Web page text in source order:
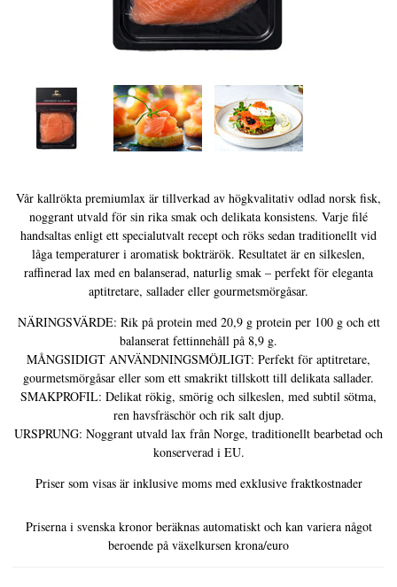
Klassifiering av kaviar
Att skapa kaviar
Certifiering
RECEPT
Företagsevenemang
KONTO
SV
Vår kallrökta premiumlax är tillverkad av högkvalitativ odlad norsk fisk,
noggrant utvald för sin rika smak och delikata konsistens. Varje filé
handsaltas enligt ett specialutvalt recept och röks sedan traditionellt vid
låga temperaturer i aromatisk bokträrök. Resultatet är en silkeslen,
raffinerad lax med en balanserad, naturlig smak – perfekt för eleganta
aptitretare, sallader eller gourmetsmörgåsar.
NÄRINGSVÄRDE: Rik på protein med 20,9 g protein per 100 g och ett
balanserat fettinnehåll på 8,9 g.
MÅNGSIDIGT ANVÄNDNINGSMÖJLIGT: Perfekt för aptitretare,
gourmetsmörgåsar eller som ett smakrikt tillskott till delikata sallader.
SMAKPROFIL: Delikat rökig, smörig och silkeslen, med subtil sötma,
ren havsfräschör och rik salt djup.
URSPRUNG: Noggrant utvald lax från Norge, traditionellt bearbetad och
konserverad i EU.
Priser som visas är inklusive moms med exklusive fraktkostnader
Priserna i svenska kronor beräknas automatiskt och kan variera något
beroende på växelkursen krona/euro